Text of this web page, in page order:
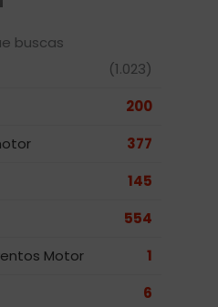
buscas
(1.023)
200
377
145
554
Motor
1
6